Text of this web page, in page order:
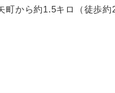
町から約1.5キロ（徒歩約